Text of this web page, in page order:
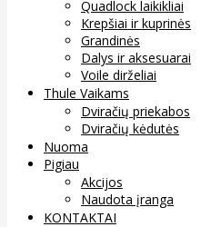
Quadlock laikikliai
Krepšiai ir kuprinės
Grandinės
Dalys ir aksesuarai
Voile dirželiai
Thule Vaikams
Dviračių priekabos
Dviračių kėdutės
Nuoma
Pigiau
Akcijos
Naudota įranga
KONTAKTAI